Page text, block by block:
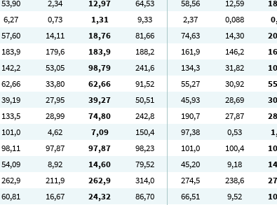
53,90 2,34 12,97 64,53 58,56 12,59
18
6,27 0,73 1,31 9,33 2,37 0,088 0
57,60 14,11 18,76 81,66 74,63 14,30
20
183,9 179,6 183,9 188,2 161,9 146,2
142,2 53,05 98,79 241,6 134,3 31,82
62,66 33,80 62,66 91,52 55,27 30,92
55
39,19 27,95 39,27 50,51 45,93 28,69
30
133,5 28,99 74,80 242,8 190,7 27,87
101,0 4,62 7,09 150,4 97,38 0,53 1
98,11 97,87 97,87 98,23 101,0 100,4
54,09 8,92 14,60 79,52 45,20 9,18
14
262,9 211,9 262,9 314,0 274,5 238,6
60,81 16,67 24,32 86,70 66,51 9,52
10